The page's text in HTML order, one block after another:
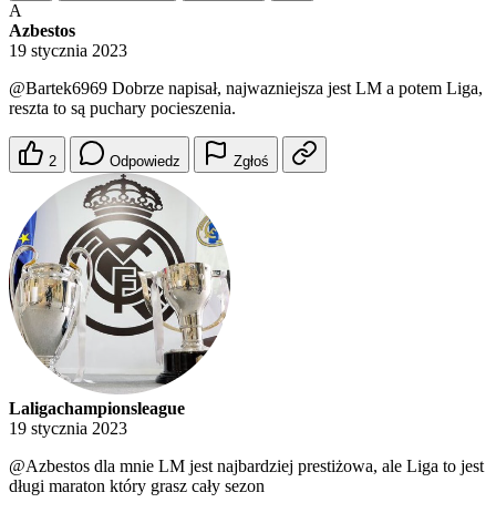
A
Azbestos
19 stycznia 2023
@Bartek6969 Dobrze napisał, najwazniejsza jest LM a potem Liga,
reszta to są puchary pocieszenia.
2 Odpowiedz Zgłoś
Laligachampionsleague
19 stycznia 2023
@Azbestos dla mnie LM jest najbardziej prestiżowa, ale Liga to jest
długi maraton który grasz cały sezon